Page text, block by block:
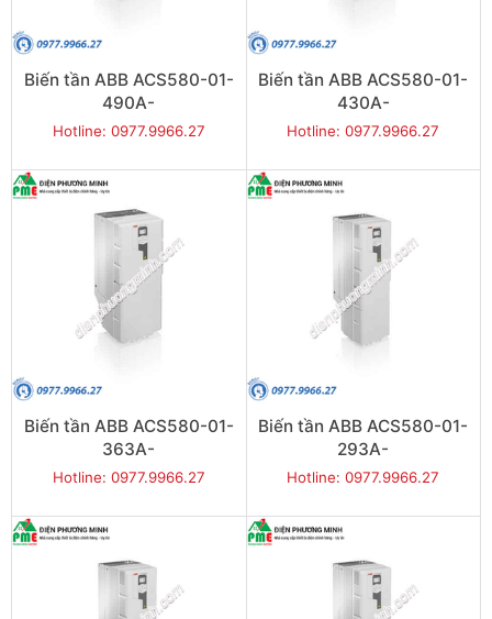
Biến tần ABB ACS580-01-
490A-
4+J404+P944 250kW 3P
Hotline: 0977.9966.27
Biến tần ABB ACS580-01-
430A-
4+J404+P944 250kW 3P
Hotline: 0977.9966.27
Biến tần ABB ACS580-01-
363A-
4+J404+P944 200kW 3P
Hotline: 0977.9966.27
Biến tần ABB ACS580-01-
293A-
4+J404+P944 160kW 3P
Hotline: 0977.9966.27